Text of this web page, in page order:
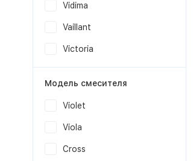
Vidima
Vaillant
Victoria
Модель смесителя
Violet
Viola
Cross